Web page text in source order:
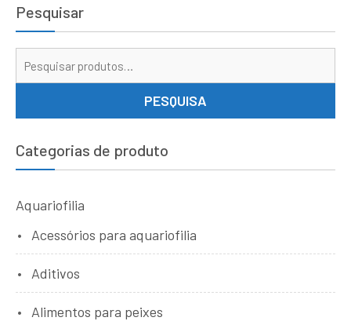
Pesquisar
PESQUISA
Categorias de produto
Aquariofilia
Acessórios para aquariofilia
Aditivos
Alimentos para peixes